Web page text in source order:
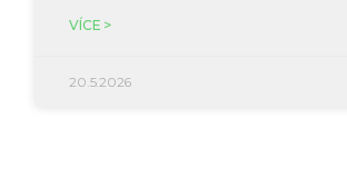
VÍCE >
20.5.2026